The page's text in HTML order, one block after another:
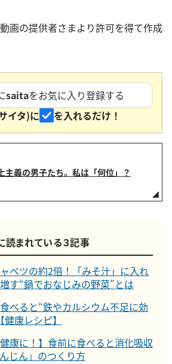
画の提供者さまより許可を得て作成
saitaをお気に入り登録する
イタ)に
を入れるだけ！
主義の男子たち。私は「何位」？
読まれている３記事
ベツの約2倍！「みそ汁」に入れ
す“鍋でおなじみの野菜”とは
べると“鉄やカルシウム不足に効
康レシピ】
康に！】食前に食べると消化吸収
じん」のつくり方